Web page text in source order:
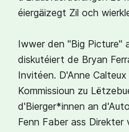
éiergäizegt Zil och
Iwwer den "Big Picture"
diskutéiert de Bryan
Invitéen. D'Anne
Kommissioun zu
d'Bierger*innen an
Fenn Faber ass Direkter